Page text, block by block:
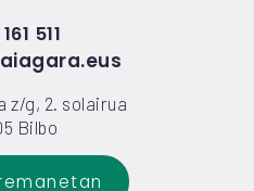
511
z/g, 2. solairua
Bilbo